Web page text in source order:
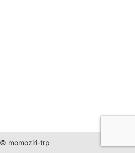
© momoziri-trp